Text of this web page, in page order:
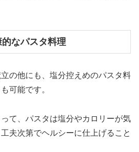
なパスタ料理
の他にも、塩分控えめのパスタ料
可能です。
て、パスタは塩分やカロリーが気
夫次第でヘルシーに仕上げること